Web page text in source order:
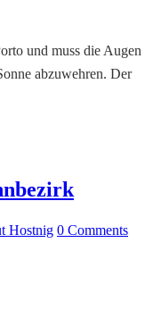
und muss die Augen
abzuwehren. Der
Hostnig 0 Comments